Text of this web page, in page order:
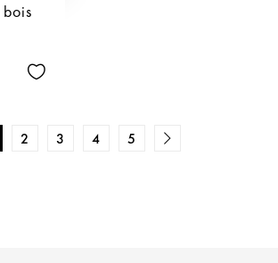
2 3 4 5